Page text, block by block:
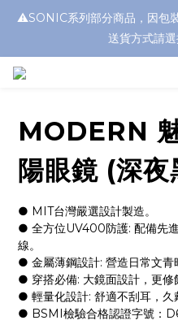
浮水太陽眼鏡
⚠️SONIC系列部分商品，因包
送貨方式請選
MODERN
陽眼鏡 (深夜
● MIT台灣嚴選設計製造。
● 全方位UV400防護: 配備先
線。
● 金屬薄鋼設計: 營造日常文青
● 穿搭必備: 大鏡面設計，更修
● 輕量化設計: 舒適不刮耳，久
● BSMI檢驗合格認證字號：